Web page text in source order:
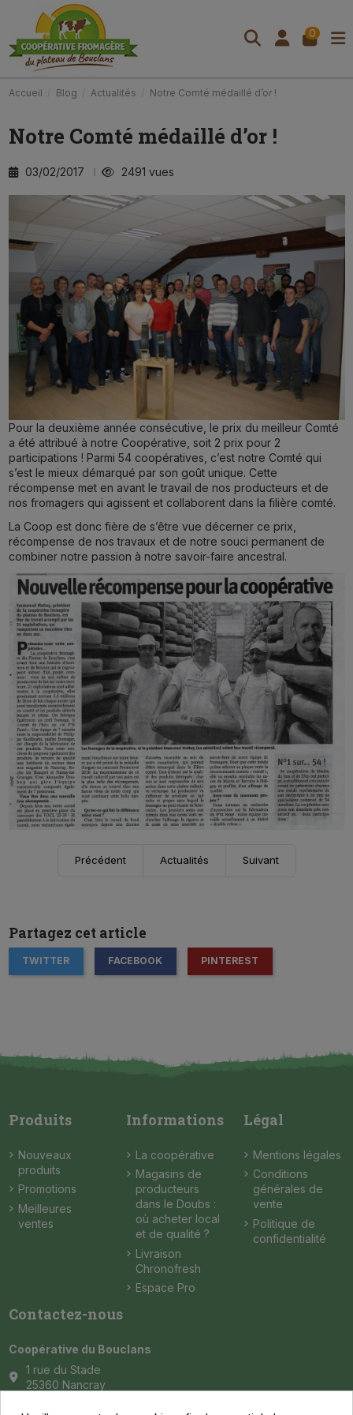
0
Accueil Blog Actualités Notre Comté médaillé d’or !
Notre Comté médaillé d’or !
03/02/2017 2491 vues
Pour la deuxième année consécutive, le prix du meilleur Comté
a été attribué à notre Coopérative, soit 2 prix pour 2
participations ! Parmi 54 coopératives, c’est notre Comté qui
s’est le mieux démarqué par son goût unique. Cette
récompense met en avant le travail de nos producteurs et de
nos fromagers qui agissent et collaborent dans la filière comté.
La Coop est donc fière de s’être vue décerner ce prix,
récompense de nos travaux et de notre souci permanent de
combiner notre passion à notre savoir-faire ancestral.
Précédent Actualités Suivant
Partagez cet article
TWITTER FACEBOOK PINTEREST
Produits
Nouveaux
produits
Promotions
Meilleures
ventes
Informations
La coopérative
Magasins de
producteurs
dans le Doubs :
où acheter local
et de qualité ?
Livraison
Chronofresh
Espace Pro
Légal
Mentions légales
Conditions
générales de
vente
Politique de
confidentialité
Contactez-nous
Coopérative du Bouclans
1 rue du Stade
25360 Nancray